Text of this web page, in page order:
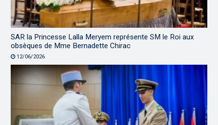
SAR la Princesse Lalla Meryem représente SM le Roi aux
obsèques de Mme Bernadette Chirac
12/06/2026